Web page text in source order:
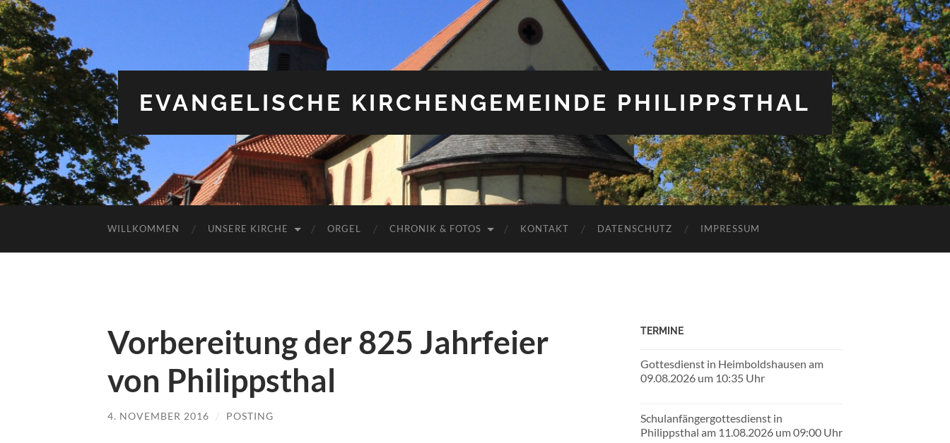
EVANGELISCHE KIRCHENGEMEINDE PHILIPPSTHAL
WILLKOMMEN UNSERE KIRCHE ORGEL CHRONIK & FOTOS KONTAKT DATENSCHUTZ IMPRESSUM
Vorbereitung der 825 Jahrfeier
von Philippsthal
4. NOVEMBER 2016 / POSTING
TERMINE
Gottesdienst in Heimboldshausen am
09.08.2026 um 10:35 Uhr
Schulanfängergottesdienst in
Philippsthal am 11.08.2026 um 09:00 Uhr